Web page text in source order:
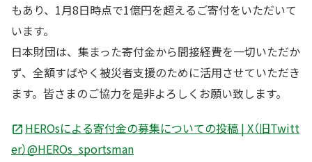
もあり、1月8日時点で1億円を超えるご寄付をいただいて
います。
日本財団は、集まった寄付金から間接経費を一切いただか
ず、全額すばやく被災者支援のために活用させていただき
ます。皆さまのご協力を是非よろしくお願い致します。
HEROsによる寄付金の募集についての投稿 | X（旧Twitt
er）@HEROs_sportsman